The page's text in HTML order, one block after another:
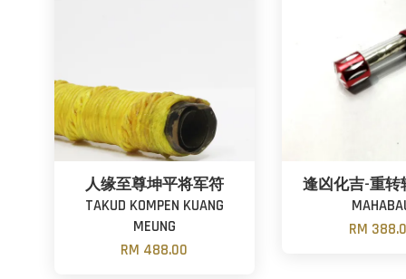
人缘至尊坤平将军符
TAKUD KOMPEN KUANG
MEUNG
RM 488.00
逢凶化吉-重转
RM